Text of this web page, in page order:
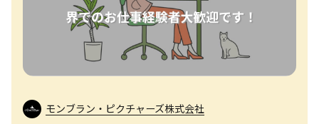
モンブラン・ピクチャーズ株式会社